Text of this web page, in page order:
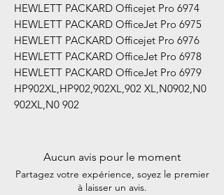
HEWLETT PACKARD Officejet Pro 6974
HEWLETT PACKARD OfficeJet Pro 6975
HEWLETT PACKARD Officejet Pro 6976
HEWLETT PACKARD OfficeJet Pro 6978
HEWLETT PACKARD OfficeJet Pro 6979
HP902XL,HP902,902XL,902 XL,N0902,N0
902XL,N0 902
Aucun avis pour le moment
Partagez votre expérience, soyez le premier
à laisser un avis.